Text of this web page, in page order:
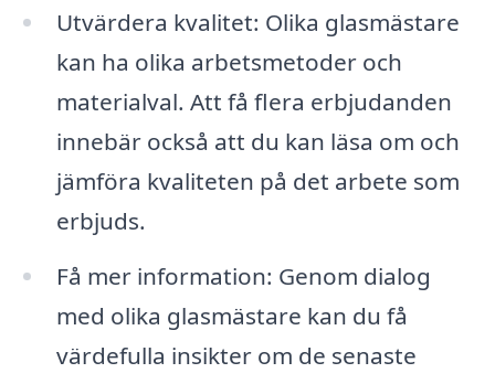
Utvärdera kvalitet: Olika glasmästare
kan ha olika arbetsmetoder och
materialval. Att få flera erbjudanden
innebär också att du kan läsa om och
jämföra kvaliteten på det arbete som
erbjuds.
Få mer information: Genom dialog
med olika glasmästare kan du få
värdefulla insikter om de senaste